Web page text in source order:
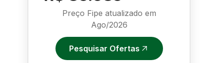
Preço Fipe atualizado em
Ago/2026
Pesquisar Ofertas